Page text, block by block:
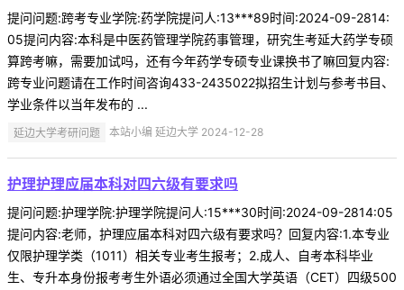
提问问题:跨考专业学院:药学院提问人:13***89时间:2024-09-2814:
05提问内容:本科是中医药管理学院药事管理，研究生考延大药学专硕
算跨考嘛，需要加试吗，还有今年药学专硕专业课换书了嘛回复内容:
跨专业问题请在工作时间咨询433-2435022拟招生计划与参考书目、
学业条件以当年发布的 ...
延边大学考研问题 本站小编 延边大学 2024-12-28
护理护理应届本科对四六级有要求吗
提问问题:护理学院:护理学院提问人:15***30时间:2024-09-2814:05
提问内容:老师，护理应届本科对四六级有要求吗？回复内容:1.本专业
仅限护理学类（1011）相关专业考生报考；2.成人、自考本科毕业
生、专升本身份报考考生外语必须通过全国大学英语（CET）四级500